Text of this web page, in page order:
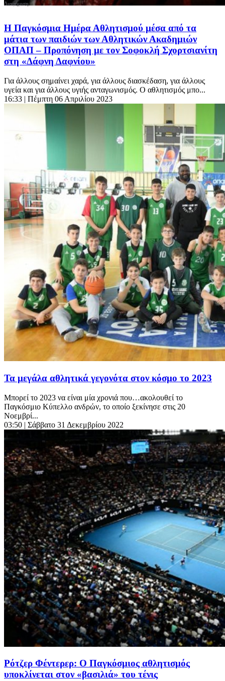
Η Παγκόσμια Ημέρα Αθλητισμού μέσα από τα
μάτια των παιδιών των Αθλητικών Ακαδημιών
ΟΠΑΠ – Προπόνηση με τον Σοφοκλή Σχορτσιανίτη
στη «Δάφνη Δαφνίου»
Για άλλους σημαίνει χαρά, για άλλους διασκέδαση, για άλλους
υγεία και για άλλους υγιής ανταγωνισμός. Ο αθλητισμός μπο...
16:33 | Πέμπτη 06 Απριλίου 2023
Τα μεγάλα αθλητικά γεγονότα στον κόσμο το 2023
Μπορεί το 2023 να είναι μία χρονιά που…ακολουθεί το
Παγκόσμιο Κύπελλο ανδρών, το οποίο ξεκίνησε στις 20
Νοεμβρί...
03:50 | Σάββατο 31 Δεκεμβρίου 2022
Ρότζερ Φέντερερ: Ο Παγκόσμιος αθλητισμός
υποκλίνεται στον «βασιλιά» του τένις